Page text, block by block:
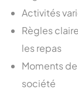
Activités
Règles
les repas
Moments de
société